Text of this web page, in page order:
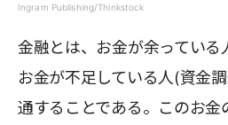
Ingram Publishing/Thinkstock
金融とは、お金が余っている
お金が不足している人(資金
通することである。このお金